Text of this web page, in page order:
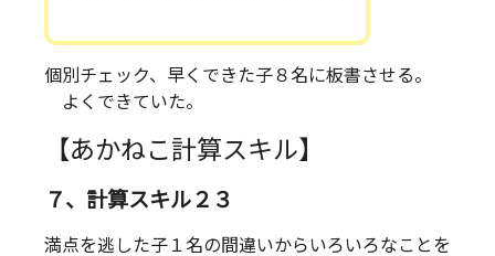
個別チェック、早くできた子８名に板書させる。
よくできていた。
【あかねこ計算スキル】
７、計算スキル２３
満点を逃した子１名の間違いからいろいろなことを